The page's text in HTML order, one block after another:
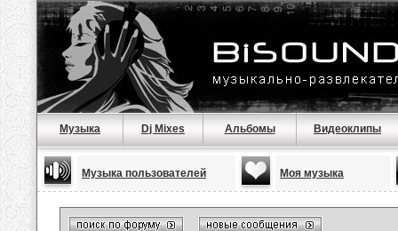
Музыка Dj Mixes Альбомы Видеоклипы
Музыка пользователей Моя музыка